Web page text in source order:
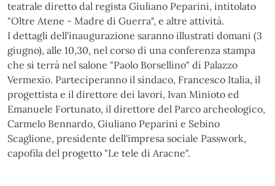
teatrale diretto dal regista Giuliano Peparini, intitolato
"Oltre Atene - Madre di Guerra", e altre attività.
I dettagli dell'inaugurazione saranno illustrati domani (3
giugno), alle 10,30, nel corso di una conferenza stampa
che si terrà nel salone "Paolo Borsellino" di Palazzo
Vermexio. Parteciperanno il sindaco, Francesco Italia, il
progettista e il direttore dei lavori, Ivan Minioto ed
Emanuele Fortunato, il direttore del Parco archeologico,
Carmelo Bennardo, Giuliano Peparini e Sebino
Scaglione, presidente dell'impresa sociale Passwork,
capofila del progetto "Le tele di Aracne".